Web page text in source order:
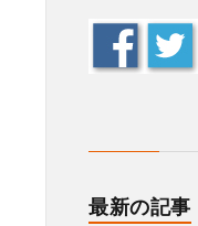
最新の記事